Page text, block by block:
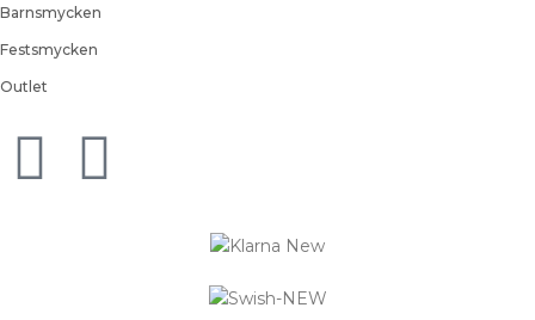
Barnsmycken
Festsmycken
Outlet